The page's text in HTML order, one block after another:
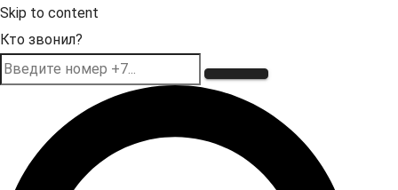
Skip to content
Кто звонил?